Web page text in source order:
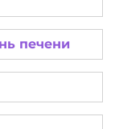
печени